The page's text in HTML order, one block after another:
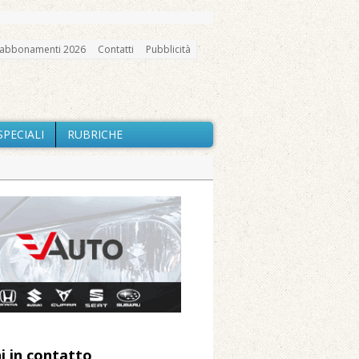
2026 Contatti Pubblicità
RUBRICHE
della Pro Loco
estrema e gli incendi
dell’acqua
e chiusi tutti i sentieri